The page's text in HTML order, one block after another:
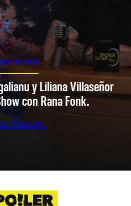
SPOILER SHOW
y Liliana Villaseñor
con Rana Fonk.
Youtube